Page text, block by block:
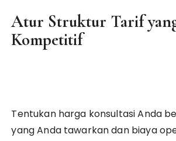
Atur Struktur Tarif
Kompetitif
Tentukan harga konsultasi Anda
yang Anda tawarkan dan biaya